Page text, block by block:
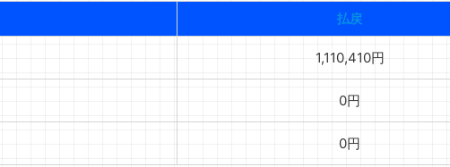
払戻
1,110,410円
0円
0円